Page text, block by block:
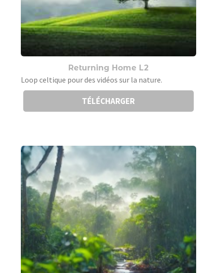
Returning Home L2
Loop celtique pour des vidéos sur la nature.
TÉLÉCHARGER